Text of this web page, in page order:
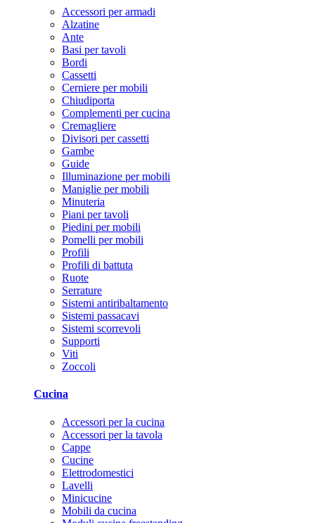
Accessori per armadi
Alzatine
Ante
Basi per tavoli
Bordi
Cassetti
Cerniere per mobili
Chiudiporta
Complementi per cucina
Cremagliere
Divisori per cassetti
Gambe
Guide
Illuminazione per mobili
Maniglie per mobili
Minuteria
Piani per tavoli
Piedini per mobili
Pomelli per mobili
Profili
Profili di battuta
Ruote
Serrature
Sistemi antiribaltamento
Sistemi passacavi
Sistemi scorrevoli
Supporti
Viti
Zoccoli
Cucina
Accessori per la cucina
Accessori per la tavola
Cappe
Cucine
Elettrodomestici
Lavelli
Minicucine
Mobili da cucina